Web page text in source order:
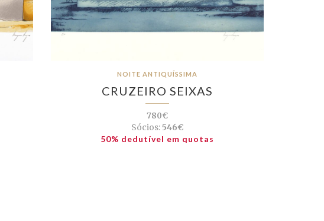
NOITE ANTIQUÍSSIMA
CRUZEIRO SEIXAS
780€
Sócios:546€
50% dedutível em quotas